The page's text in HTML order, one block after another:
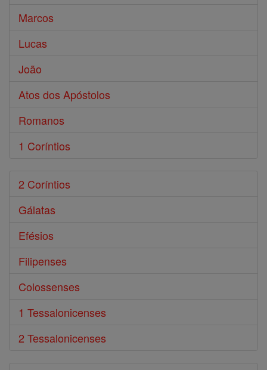
Marcos
Lucas
João
Atos dos Apóstolos
Romanos
1 Coríntios
2 Coríntios
Gálatas
Efésios
Filipenses
Colossenses
1 Tessalonicenses
2 Tessalonicenses